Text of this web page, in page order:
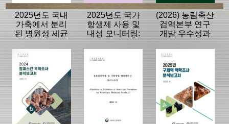
2025년도 국내
가축에서 분리
된 병원성 세균
모니터링 결과
2025년도 국가
항생제 사용 및
내성 모니터링:
(2026) 농림축산
검역본부 연구
개발 우수성과